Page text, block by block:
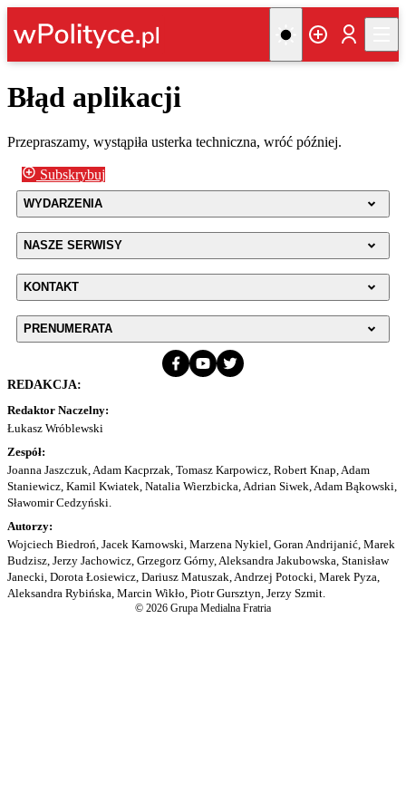
Błąd aplikacji
Przepraszamy, wystąpiła usterka techniczna, wróć później.
Subskrybuj
WYDARZENIA
NASZE SERWISY
KONTAKT
PRENUMERATA
REDAKCJA:
Redaktor Naczelny:
Łukasz Wróblewski
Zespół:
Joanna Jaszczuk, Adam Kacprzak, Tomasz Karpowicz, Robert Knap, Adam
Staniewicz, Kamil Kwiatek, Natalia Wierzbicka, Adrian Siwek, Adam Bąkowski,
Sławomir Cedzyński.
Autorzy:
Wojciech Biedroń, Jacek Karnowski, Marzena Nykiel, Goran Andrijanić, Marek
Budzisz, Jerzy Jachowicz, Grzegorz Górny, Aleksandra Jakubowska, Stanisław
Janecki, Dorota Łosiewicz, Dariusz Matuszak, Andrzej Potocki, Marek Pyza,
Aleksandra Rybińska, Marcin Wikło, Piotr Gursztyn, Jerzy Szmit.
© 2026 Grupa Medialna Fratria